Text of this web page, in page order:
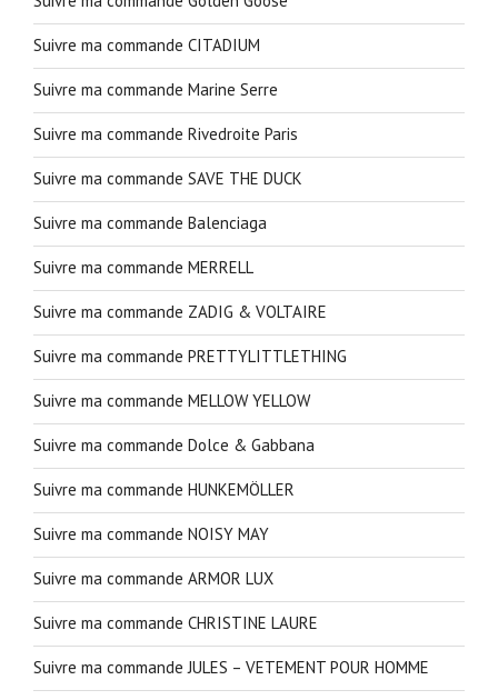
Suivre ma commande CITADIUM
Suivre ma commande Marine Serre
Suivre ma commande Rivedroite Paris
Suivre ma commande SAVE THE DUCK
Suivre ma commande Balenciaga
Suivre ma commande MERRELL
Suivre ma commande ZADIG & VOLTAIRE
Suivre ma commande PRETTYLITTLETHING
Suivre ma commande MELLOW YELLOW
Suivre ma commande Dolce & Gabbana
Suivre ma commande HUNKEMÖLLER
Suivre ma commande NOISY MAY
Suivre ma commande ARMOR LUX
Suivre ma commande CHRISTINE LAURE
Suivre ma commande JULES – VETEMENT POUR HOMME